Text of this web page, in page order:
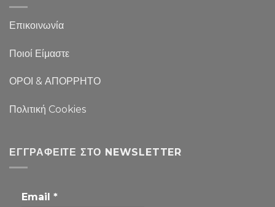
Επικοινωνία
Ποιοί Είμαστε
ΟΡΟΙ & ΑΠΟΡΡΗΤΟ
Πολιτική Cookies
ΕΓΓΡΑΦΕΊΤΕ ΣΤΟ NEWSLETTER
Email *